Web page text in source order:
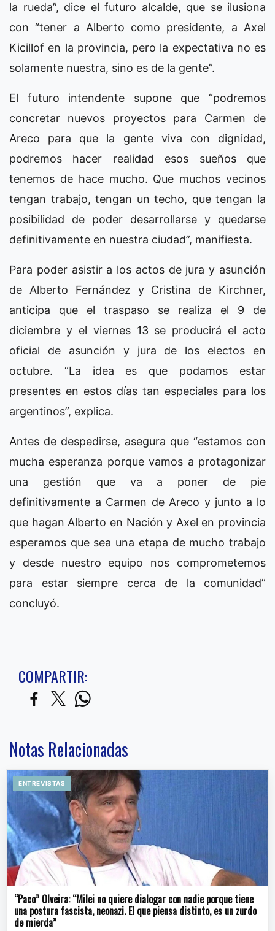
la rueda”, dice el futuro alcalde, que se ilusiona
con “tener a Alberto como presidente, a Axel
Kicillof en la provincia, pero la expectativa no es
solamente nuestra, sino es de la gente”.
El futuro intendente supone que “podremos
concretar nuevos proyectos para Carmen de
Areco para que la gente viva con dignidad,
podremos hacer realidad esos sueños que
tenemos de hace mucho. Que muchos vecinos
tengan trabajo, tengan un techo, que tengan la
posibilidad de poder desarrollarse y quedarse
definitivamente en nuestra ciudad”, manifiesta.
Para poder asistir a los actos de jura y asunción
de Alberto Fernández y Cristina de Kirchner,
anticipa que el traspaso se realiza el 9 de
diciembre y el viernes 13 se producirá el acto
oficial de asunción y jura de los electos en
octubre. “La idea es que podamos estar
presentes en estos días tan especiales para los
argentinos”, explica.
Antes de despedirse, asegura que “estamos con
mucha esperanza porque vamos a protagonizar
una gestión que va a poner de pie
definitivamente a Carmen de Areco y junto a lo
que hagan Alberto en Nación y Axel en provincia
esperamos que sea una etapa de mucho trabajo
y desde nuestro equipo nos comprometemos
para estar siempre cerca de la comunidad”
concluyó.
COMPARTIR:
Notas Relacionadas
ENTREVISTAS
“Paco” Olveira: “Milei no quiere dialogar con nadie porque tiene
una postura fascista, neonazi. El que piensa distinto, es un zurdo
de mierda”